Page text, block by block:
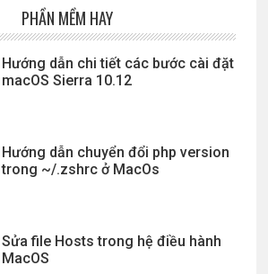
PHẦN MỀM HAY
Hướng dẫn chi tiết các bước cài đặt
macOS Sierra 10.12
Hướng dẫn chuyển đổi php version
trong ~/.zshrc ở MacOs
Sửa file Hosts trong hệ điều hành
MacOS